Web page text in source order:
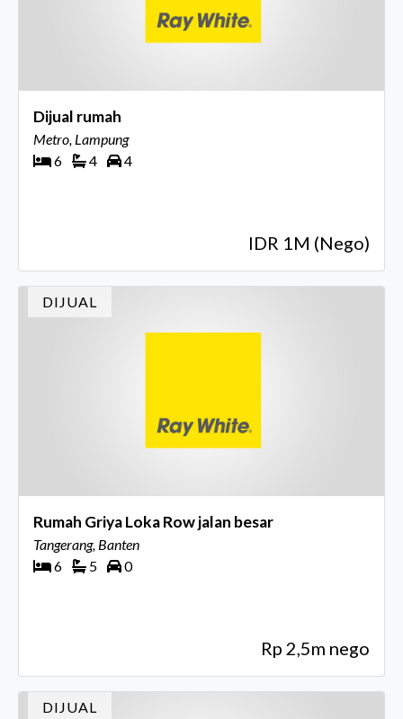
Dijual rumah
Metro, Lampung
6
4 4
IDR 1M (Nego)
DIJUAL
Rumah Griya Loka Row jalan besar
Tangerang, Banten
6
5 0
Rp 2,5m nego
DIJUAL